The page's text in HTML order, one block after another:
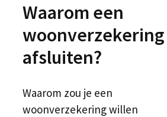
Waarom een
woonverzekering
afsluiten?
Waarom zou je een
woonverzekering willen